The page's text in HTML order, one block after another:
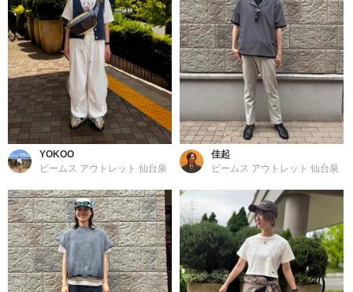
YOKOO
ビームス アウトレット 仙台泉
佳起
ビームス アウトレット 仙台泉